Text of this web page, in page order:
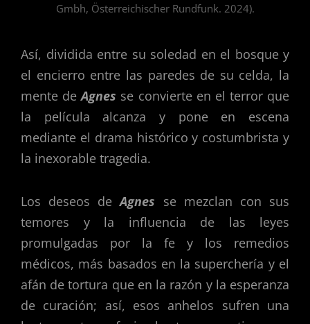
Gmbh, Österreichischer Rundfunk. 2024).
Así, dividida entre su soledad en el bosque y
el encierro entre las paredes de su celda, la
mente deAgnes se convierte en el terror que
la película alcanza y pone en escena
mediante el drama histórico y costumbrista y
la inexorable tragedia.
Los deseos deAgnes se mezclan con sus
temores y la influencia de las leyes
promulgadas por la fe y los remedios
médicos, más basados en la superchería y el
afán de tortura que en la razón y la esperanza
de curación; así, esos anhelos sufren una